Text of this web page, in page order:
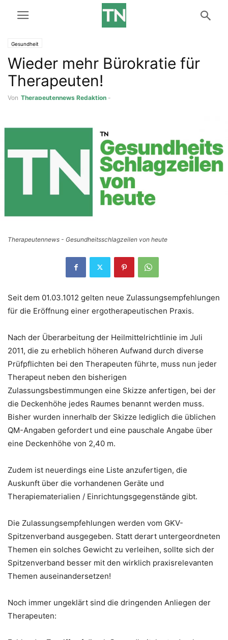
Gesundheit
Wieder mehr Bürokratie für
Therapeuten!
Von Therapeutennews Redaktion -
Therapeutennews - Gesundheitsschlagzeilen von heute
Seit dem 01.03.1012 gelten neue Zulassungsempfehlungen
für die Eröffnung einer ergotherapeutischen Praxis.
Nach der Überarbeitung der Heilmittelrichtlinie im Juli
2011, die zu erheblich höheren Aufwand durch diverse
Prüfpflichten bei den Therapeuten führte, muss nun jeder
Therapeut neben den bisherigen
Zulassungsbestimmungen eine Skizze anfertigen, bei der
die Deckenhöhe jedes Raumes benannt werden muss.
Bisher wurden innerhalb der Skizze lediglich die üblichen
QM-Angaben gefordert und eine pauschale Angabe über
eine Deckenhöhe von 2,40 m.
Zudem ist neuerdings eine Liste anzufertigen, die
Auskunft über die vorhandenen Geräte und
Therapiematerialien / Einrichtungsgegenstände gibt.
Die Zulassungsempfehlungen werden vom GKV-
Spitzenverband ausgegeben. Statt derart untergeordneten
Themen ein solches Gewicht zu verleihen, sollte sich der
Spitzenverband besser mit den wirklich praxisrelevanten
Themen auseinandersetzen!
Noch immer ungeklärt sind die dringenden Anliegen der
Therapeuten: